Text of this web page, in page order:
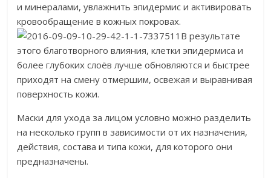
и минералами, увлажнить эпидермис и активировать
кровообращение в кожных покровах.
В результате
этого благотворного влияния, клетки эпидермиса и
более глубоких слоёв лучше обновляются и быстрее
приходят на смену отмершим, освежая и выравнивая
поверхность кожи.
Маски для ухода за лицом условно можно разделить
на несколько групп в зависимости от их назначения,
действия, состава и типа кожи, для которого они
предназначены.